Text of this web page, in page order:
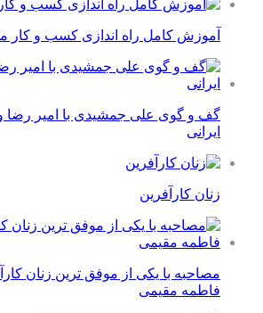
آموزش کامل راه اندازی کسب و کار
گف و گوی علی جمشیدی با امیر رضا
ایرانی
زنان کارآفرین
مصاحبه با یکی از موفق ترین زنان
فاطمه مقیمی